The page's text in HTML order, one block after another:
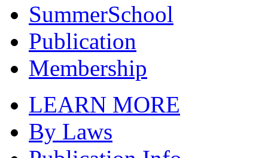
SummerSchool
Publication
Membership
LEARN MORE
By Laws